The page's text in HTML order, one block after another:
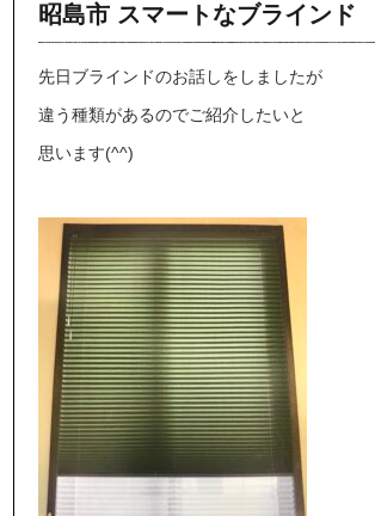
昭島市 スマートなブラインド
先日ブラインドのお話しをしましたが
違う種類があるのでご紹介したいと
思います(^^)